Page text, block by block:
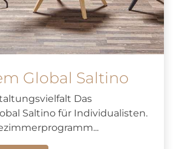
Global Saltino
Das
Saltino für Individualisten.